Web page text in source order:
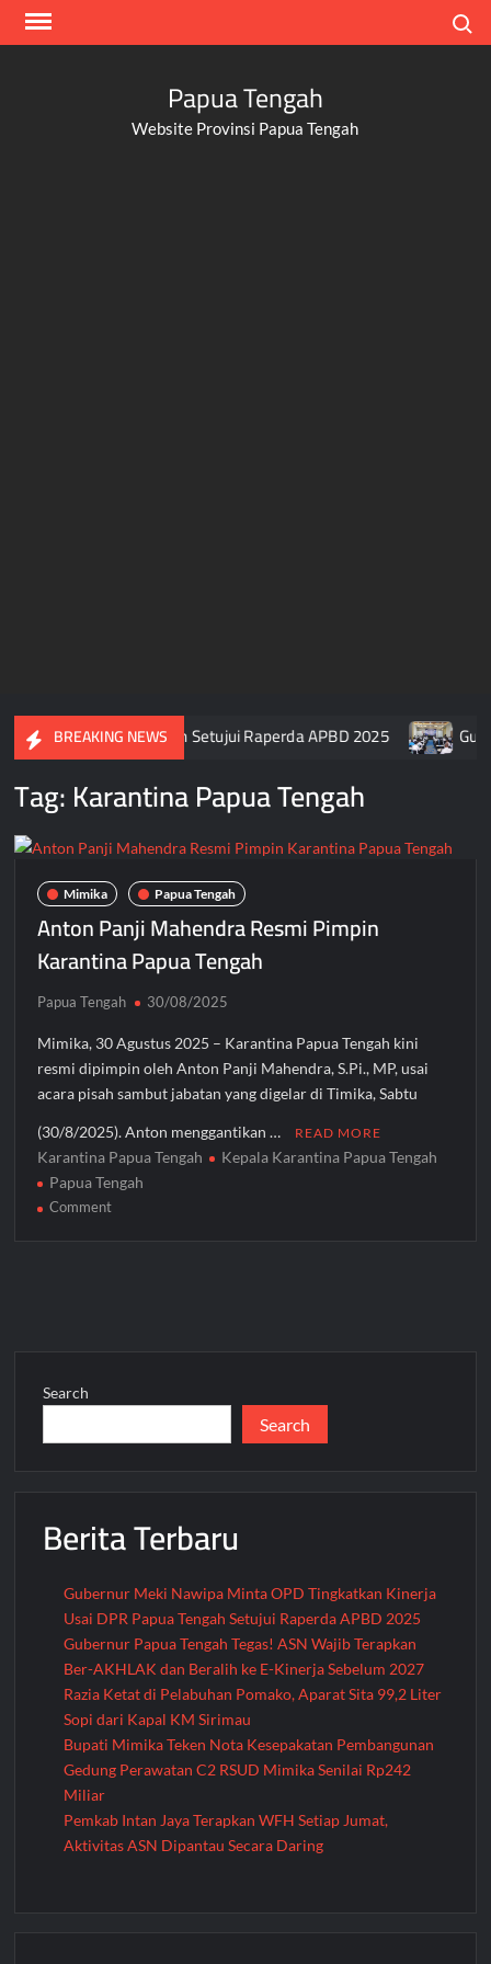
Skip
Papua Tengah
Website Provinsi Papua Tengah
BREAKING NEWS
DPR Papua Tengah Setujui Raperda APBD 2025
Tag:Karantina Papua Tengah
Mimika Papua Tengah
Anton Panji Mahendra Resmi Pimpin
Karantina Papua Tengah
Papua Tengah 30/08/2025
Mimika, 30 Agustus 2025 – Karantina Papua Tengah kini
resmi dipimpin oleh Anton Panji Mahendra, S.Pi., MP, usai
acara pisah sambut jabatan yang digelar di Timika, Sabtu
(30/8/2025). Anton menggantikan … READ MORE
Karantina Papua Tengah
Kepala Karantina Papua Tengah
Papua Tengah
Commenton
Search
Search
Berita Terbaru
Gubernur Meki Nawipa Minta OPD Tingkatkan Kinerja
Usai DPR Papua Tengah Setujui Raperda APBD 2025
Gubernur Papua Tengah Tegas! ASN Wajib Terapkan
Ber-AKHLAK dan Beralih ke E-Kinerja Sebelum 2027
Razia Ketat di Pelabuhan Pomako, Aparat Sita 99,2 Liter
Sopi dari Kapal KM Sirimau
Bupati Mimika Teken Nota Kesepakatan Pembangunan
Gedung Perawatan C2 RSUD Mimika Senilai Rp242
Miliar
Pemkab Intan Jaya Terapkan WFH Setiap Jumat,
Aktivitas ASN Dipantau Secara Daring